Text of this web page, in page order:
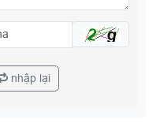
nhập lại